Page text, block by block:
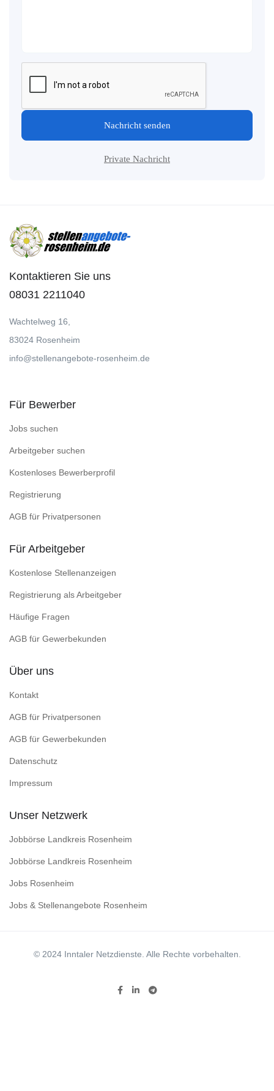
Nachricht senden
Private Nachricht
Kontaktieren Sie uns
08031 2211040
Wachtelweg 16,
83024 Rosenheim
info@stellenangebote-rosenheim.de
Für Bewerber
Jobs suchen
Arbeitgeber suchen
Kostenloses Bewerberprofil
Registrierung
AGB für Privatpersonen
Für Arbeitgeber
Kostenlose Stellenanzeigen
Registrierung als Arbeitgeber
Häufige Fragen
AGB für Gewerbekunden
Über uns
Kontakt
AGB für Privatpersonen
AGB für Gewerbekunden
Datenschutz
Impressum
Unser Netzwerk
Jobbörse Landkreis Rosenheim
Jobbörse Landkreis Rosenheim
Jobs Rosenheim
Jobs & Stellenangebote Rosenheim
© 2024 Inntaler Netzdienste. Alle Rechte vorbehalten.